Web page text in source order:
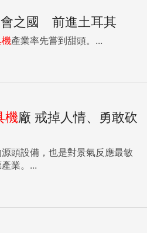
之國 前進土耳其
產業率先嘗到甜頭。...
機廠 戒掉人情、勇敢砍
源頭設備，也是對景氣反應最敏
業。...